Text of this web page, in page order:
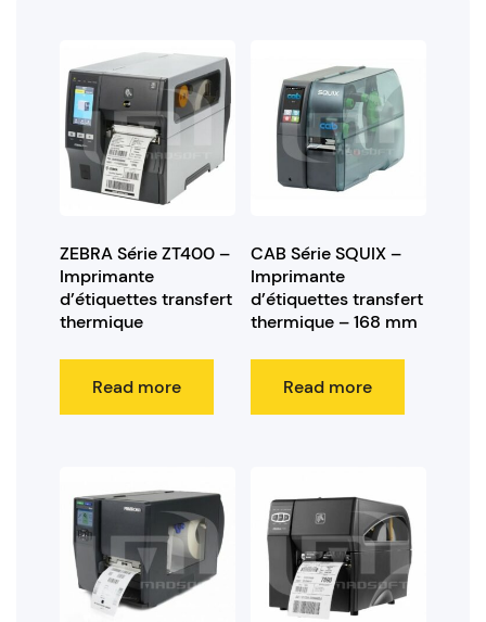
ZEBRA Série ZT400 –
Imprimante
d’étiquettes transfert
thermique
Read more
CAB Série SQUIX –
Imprimante
d’étiquettes transfert
thermique – 168 mm
Read more